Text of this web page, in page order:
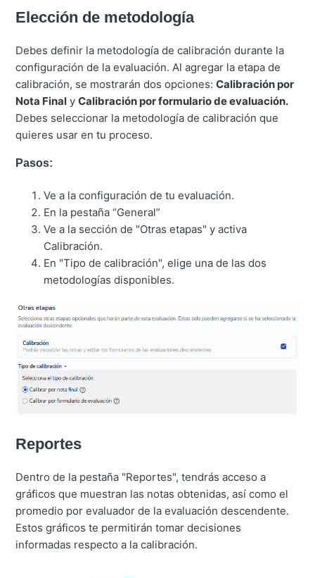
Elección de metodología
Debes definir la metodología de calibración durante la
configuración de la evaluación. Al agregar la etapa de
calibración, se mostrarán dos opciones:Calibración por
Nota Final yCalibración por formulario de evaluación.
Debes seleccionar la metodología de calibración que
quieres usar en tu proceso.
Pasos:
Ve a la configuración de tu evaluación.
En la pestaña “General”
Ve a la sección de "Otras etapas" y activa
Calibración.
En "Tipo de calibración", elige una de las dos
metodologías disponibles.
Reportes
Dentro de la pestaña "Reportes", tendrás acceso a
gráficos que muestran las notas obtenidas, así como el
promedio por evaluador de la evaluación descendente.
Estos gráficos te permitirán tomar decisiones
informadas respecto a la calibración.